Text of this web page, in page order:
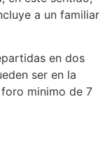
a un familiar
en dos
ser en la
minimo de 7